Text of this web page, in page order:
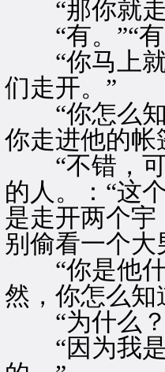
“那你就走
“有。”“有
“你马上就
们走开。”
“你怎么知
你走进他的帐
“不错，可
的人。：“这
是走开两个
别偷看一个大
“你是他什
然，你怎么知
“为什么
“因为我是